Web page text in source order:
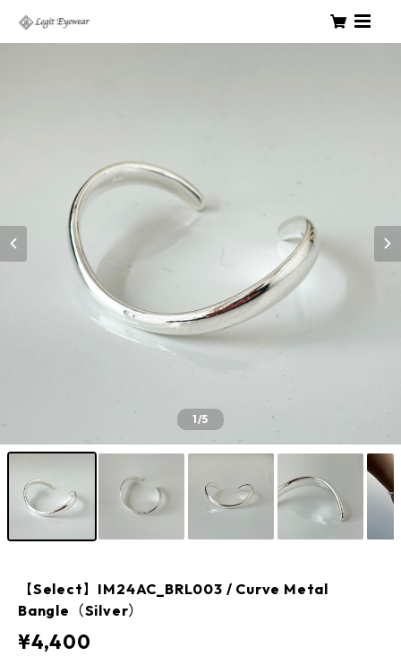
1/5
【Select】IM24AC_BRL003 / Curve Metal
Bangle（Silver）
¥4,400